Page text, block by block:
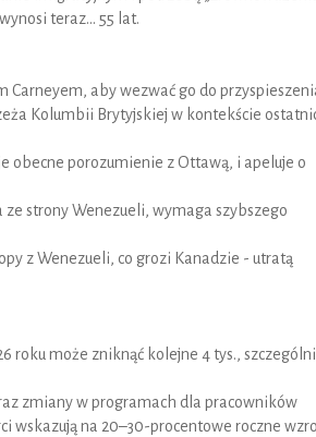
teraz… 55 lat.
aby wezwać go do
Kolumbii Brytyjskiej w kontekście
obecne porozumienie z Ottawą, i apeluje o
ze strony Wenezueli, wymaga szybszego
z Wenezueli, co grozi Kanadzie - utratą
roku może zniknąć kolejne 4 tys.,
zmiany w programach dla pracowników
wskazują na 20–30-procentowe roczne